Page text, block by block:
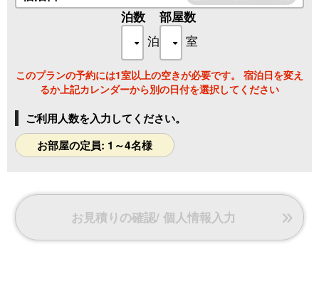
いますので、ご了承ください
※お部屋のヤドンはお持ち帰りいただけません。
※お持ち帰りになれるハンドタオルをご用意しております。
泊数
泊
部屋数
室
このプランの予約には1室以上の空きが必要です。 宿泊日を変え
るか上記カレンダーから別の日付を選択してください
ご利用人数を入力してください。
お部屋の定員: 1～4名様
お見積りの確認/ 個人情報入力